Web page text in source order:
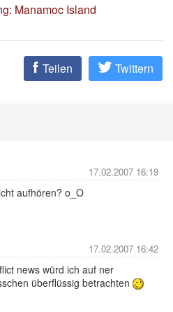
Manamoc Island
Teilen Twittern
17.02.2007 16:19
aufhören? o_O
17.02.2007 16:42
news würd ich auf ner
überflüssig betrachten